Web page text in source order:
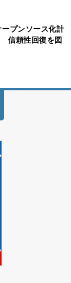
プンソース化計
信頼性回復を図